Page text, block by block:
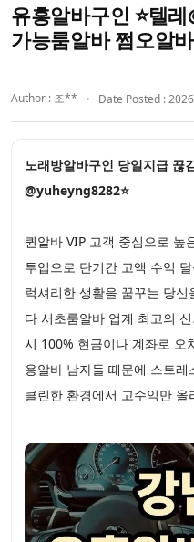
유흥알바구인 ⭐텔
가능룸알바 쩜오알
Author : 조** Date Posted :
노래방알바구인 당일지급 끊
@yuheyng8282⭐
퀸알바 VIP 고객 중심으로 높
투입으로 단기간 고액 수익
럭셔리한 생활을 꿈꾸는 당
다 서초룸알바 업계 최고의
시 100% 현금이나 계좌로 오
용알바 남자들 때문에 스트
클린한 환경에서 고수익만 올